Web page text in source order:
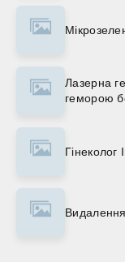
Лазерна
геморою
Гінеколог
Видалення